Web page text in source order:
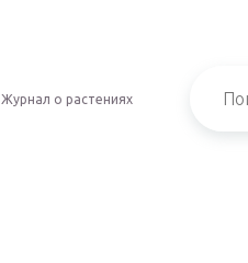
Журнал о растениях